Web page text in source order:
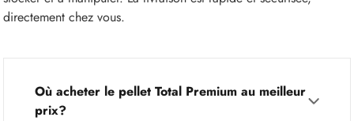
directement chez vous.
Où acheter le pellet Total Premium au meilleur
prix?